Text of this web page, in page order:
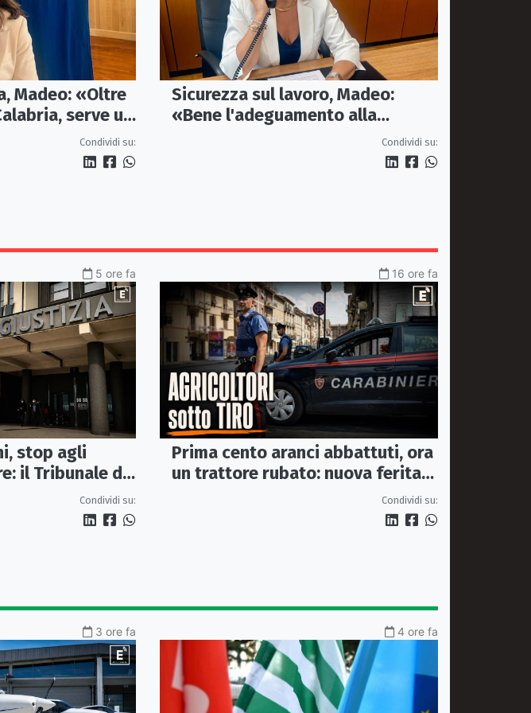
Madeo: «Oltre
serve un
Condividi su:
Sicurezza sul lavoro, Madeo:
«Bene l'adeguamento alla
normativa nazionale, servono più
Condividi su:
5 ore fa
stop agli
il Tribunale di
Condividi su:
16 ore fa
Prima cento aranci abbattuti, ora
un trattore rubato: nuova ferita
all’agricoltura della SibaritideCondividi su:
3 ore fa 4 ore fa